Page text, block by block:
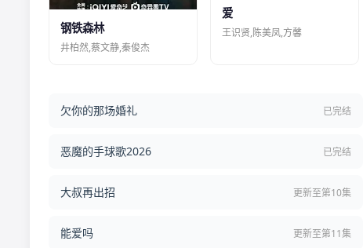
钢铁森林
井柏然,蔡文静,秦俊杰
爱
王识贤,陈美凤,方馨
欠你的那场婚礼 已完结
恶魔的手球歌2026 已完结
大叔再出招 更新至第10集
能爱吗 更新至第11集